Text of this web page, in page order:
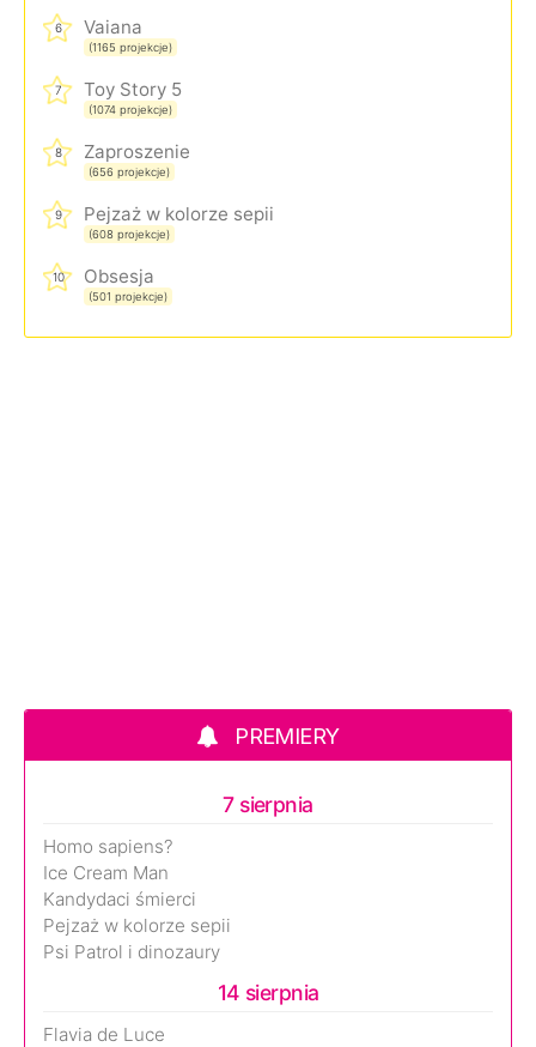
6 Vaiana
(1165 projekcje)
7 Toy Story 5
(1074 projekcje)
8 Zaproszenie
(656 projekcje)
9 Pejzaż w kolorze sepii
(608 projekcje)
10 Obsesja
(501 projekcje)
PREMIERY
7 sierpnia
Homo sapiens?
Ice Cream Man
Kandydaci śmierci
Pejzaż w kolorze sepii
Psi Patrol i dinozaury
14 sierpnia
Flavia de Luce